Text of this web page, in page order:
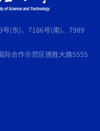
(东)、7186号(南)、7989
合作示范区德胜大路5555